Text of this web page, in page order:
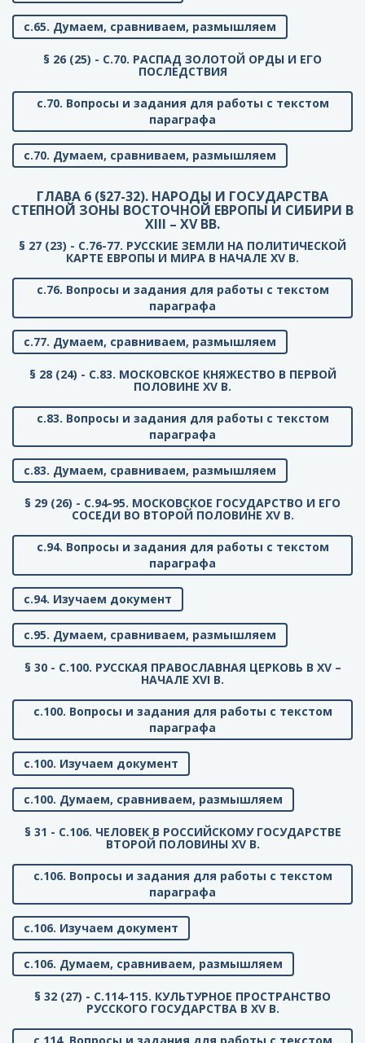
с.65. Думаем, сравниваем, размышляем
§ 26 (25) - C.70. РАСПАД ЗОЛОТОЙ ОРДЫ И ЕГО
ПОСЛЕДСТВИЯ
с.70. Вопросы и задания для работы с текстом
параграфа
с.70. Думаем, сравниваем, размышляем
ГЛАВА 6 (§27-32). НАРОДЫ И ГОСУДАРСТВА
СТЕПНОЙ ЗОНЫ ВОСТОЧНОЙ ЕВРОПЫ И СИБИРИ В
XIII – XV ВВ.
§ 27 (23) - C.76-77. РУССКИЕ ЗЕМЛИ НА ПОЛИТИЧЕСКОЙ
КАРТЕ ЕВРОПЫ И МИРА В НАЧАЛЕ XV В.
с.76. Вопросы и задания для работы с текстом
параграфа
с.77. Думаем, сравниваем, размышляем
§ 28 (24) - C.83. МОСКОВСКОЕ КНЯЖЕСТВО В ПЕРВОЙ
ПОЛОВИНЕ XV В.
с.83. Вопросы и задания для работы с текстом
параграфа
с.83. Думаем, сравниваем, размышляем
§ 29 (26) - C.94-95. МОСКОВСКОЕ ГОСУДАРСТВО И ЕГО
СОСЕДИ ВО ВТОРОЙ ПОЛОВИНЕ XV В.
с.94. Вопросы и задания для работы с текстом
параграфа
с.94. Изучаем документ
с.95. Думаем, сравниваем, размышляем
§ 30 - C.100. РУССКАЯ ПРАВОСЛАВНАЯ ЦЕРКОВЬ В XV –
НАЧАЛЕ XVI В.
с.100. Вопросы и задания для работы с текстом
параграфа
с.100. Изучаем документ
с.100. Думаем, сравниваем, размышляем
§ 31 - C.106. ЧЕЛОВЕК В РОССИЙСКОМУ ГОСУДАРСТВЕ
ВТОРОЙ ПОЛОВИНЫ XV В.
с.106. Вопросы и задания для работы с текстом
параграфа
с.106. Изучаем документ
с.106. Думаем, сравниваем, размышляем
§ 32 (27) - C.114-115. КУЛЬТУРНОЕ ПРОСТРАНСТВО
РУССКОГО ГОСУДАРСТВА В XV В.